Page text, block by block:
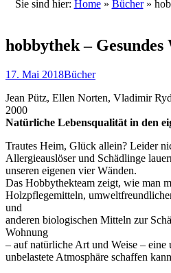
Sie sind hier: Home» Bücher»
hobbythek – Gesundes
17. Mai 2018Bücher
Jean Pütz, Ellen Norten, Vladimir
2000
Natürliche Lebensqualität in den
Trautes Heim, Glück allein? Leider
Allergieauslöser und Schädlinge
unseren eigenen vier Wänden.
Das Hobbythekteam zeigt, wie man
Holzpflegemitteln,
und
anderen biologischen Mitteln zur
Wohnung
– auf natürliche Art und Weise – eine
unbelastete Atmosphäre schaffen